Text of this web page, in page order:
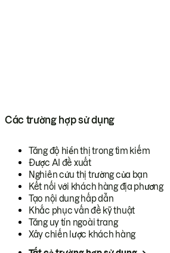
Các trường hợp sử dụng
Tăng độ hiển thị trong tìm kiếm
Được AI đề xuất
Nghiên cứu thị trường của bạn
Kết nối với khách hàng địa phương
Tạo nội dung hấp dẫn
Khắc phục vấn đề kỹ thuật
Tăng uy tín ngoài trang
Xây chiến lược khách hàng